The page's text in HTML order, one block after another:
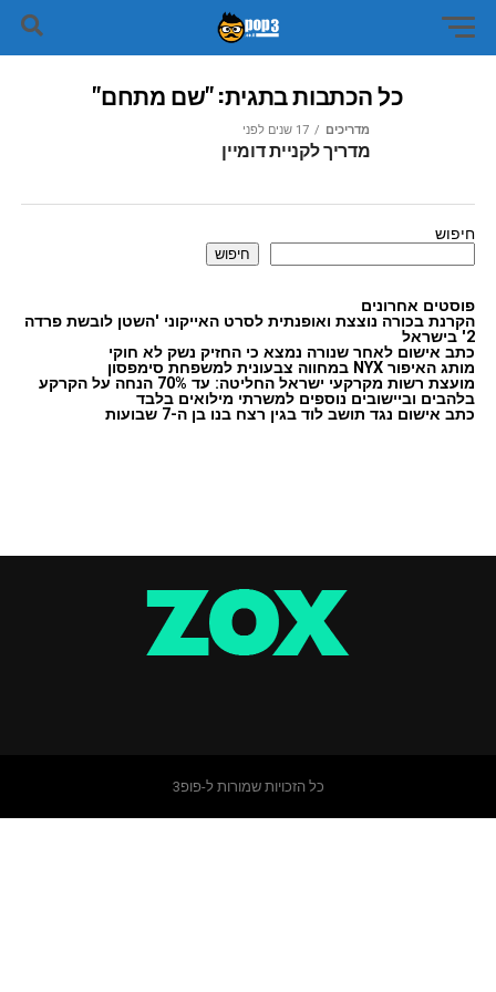
כל הכתבות בתגית: "שם מתחם"
מדריכים 17 שנים לפני
מדריך לקניית דומיין
חיפוש
חיפוש
פוסטים אחרונים
הקרנת בכורה נוצצת ואופנתית לסרט האייקוני 'השטן לובשת פרדה
2' בישראל
כתב אישום לאחר שנורה נמצא כי החזיק נשק לא חוקי
מותג האיפור NYX במחווה צבעונית למשפחת סימפסון
מועצת רשות מקרקעי ישראל החליטה: עד 70% הנחה על הקרקע
בלהבים וביישובים נוספים למשרתי מילואים בלבד
כתב אישום נגד תושב לוד בגין רצח בנו בן ה-7 שבועות
כל הזכויות שמורות ל-פופ3